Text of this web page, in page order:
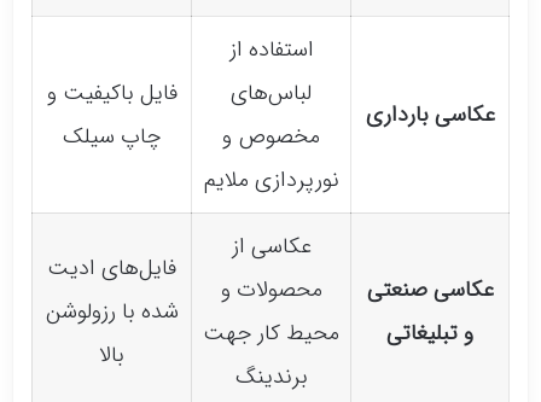
عکاسی بارداری
استفاده از
لباس‌های
مخصوص و
نورپردازی ملایم
فایل باکیفیت و
چاپ سیلک
عکاسی صنعتی
و تبلیغاتی
عکاسی از
محصولات و
محیط کار جهت
برندینگ
فایل‌های ادیت
شده با رزولوشن
بالا